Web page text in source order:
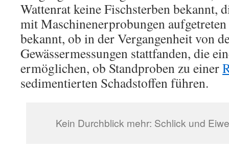
Wattenrat keine Fischsterben bekannt,
mit Maschinenerprobungen
bekannt, ob in der Vergangenheit von
Gewässermessungen stattfanden, die
ermöglichen, ob Standproben zu einer
sedimentierten Schadstoffen führen.
Kein Durchblick mehr: Schlick und